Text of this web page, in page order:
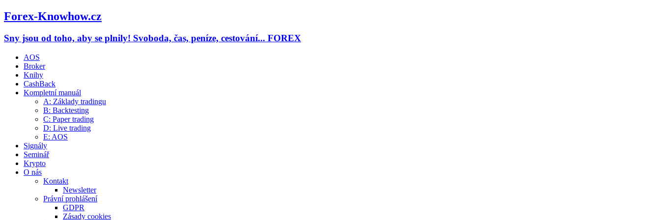
Forex-Knowhow.cz
Sny jsou od toho, aby se plnily! Svoboda, čas, peníze, cestování... FOREX
AOS
Broker
Knihy
CashBack
Kompletní manuál
A: Základy tradingu
B: Backtesting
C: Paper trading
D: Live trading
E: AOS
Signály
Seminář
Krypto
O nás
Kontakt
Newsletter
Právní prohlášení
GDPR
Zásady cookies